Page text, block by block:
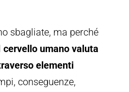
sbagliate, ma perché
cervello umano valuta
elementi
conseguenze,